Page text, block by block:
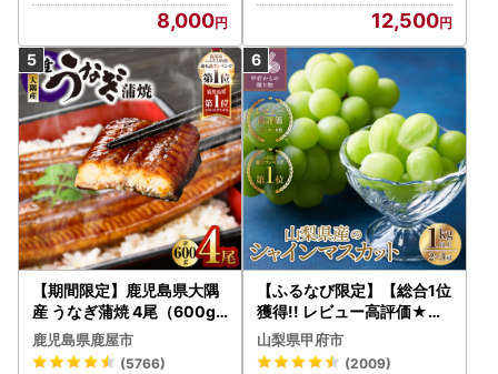
8,000 12,500
【期間限定】鹿児島県大隅
産 うなぎ蒲焼 4尾（600g
） KN007-004-04-cp18
うなぎ 鰻 魚 惣菜 総菜
鹿児島県鹿屋市
(5766)
【ふるなび限定】【総合1位
獲得!! レビュー高評価★】
〈2026年度配送分〉山梨
県産 シャインマスカット 2
山梨県甲府市
(2009)